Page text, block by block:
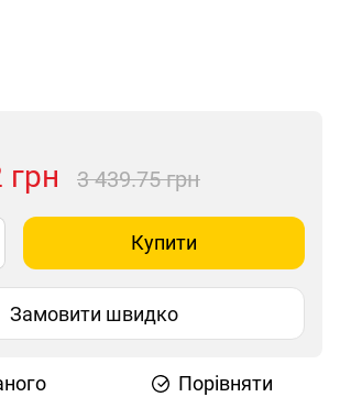
грн 3 439.75 грн
Купити
Замовити швидко
Порівняти